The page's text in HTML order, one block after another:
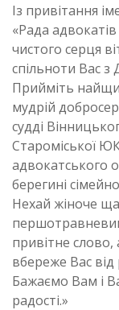
Із привітання
«Рада
чистого серця
спільноти Вас
Прийміть
мудрій
судді
Староміської
адвокатського
берегині
Нехай жіноче
привітне
вбереже Вас
Бажаємо Вам і
радості.»